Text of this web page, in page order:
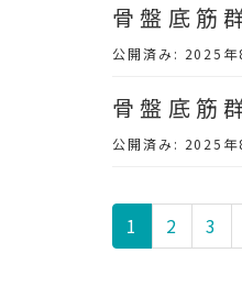
骨盤底筋
公開済み: 2025年
骨盤底筋
公開済み: 2025年
1 2 3